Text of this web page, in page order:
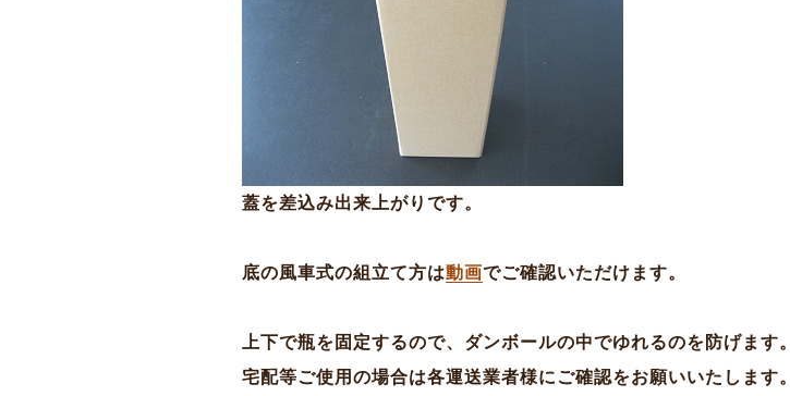
蓋を差込み出来上がりです。
底の風車式の組立て方は動画でご確認いただけます。
上下で瓶を固定するので、ダンボールの中でゆれるのを防げます。
宅配等ご使用の場合は各運送業者様にご確認をお願いいたします。